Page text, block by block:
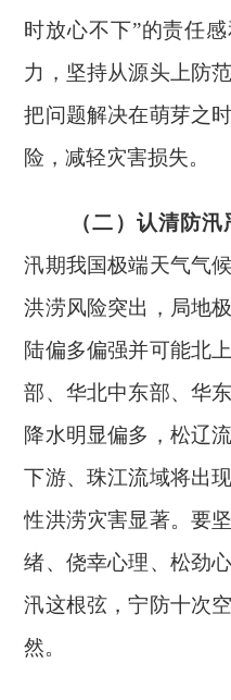
时放心不下”的责任
力，坚持从源头上防
把问题解决在萌芽之
险，减轻灾害损失。
（二）认清防
汛期我国极端天气气
洪涝风险突出，局地
陆偏多偏强并可能北
部、华北中东部、华
降水明显偏多，松辽
下游、珠江流域将出
性洪涝灾害显著。要
绪、侥幸心理、松劲
汛这根弦，宁防十次
然。